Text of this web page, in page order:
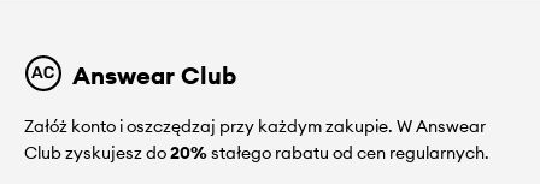
Answear Club
Załóż konto i oszczędzaj przy każdym zakupie. W Answear
Club zyskujesz do20%stałego rabatu od cen regularnych.